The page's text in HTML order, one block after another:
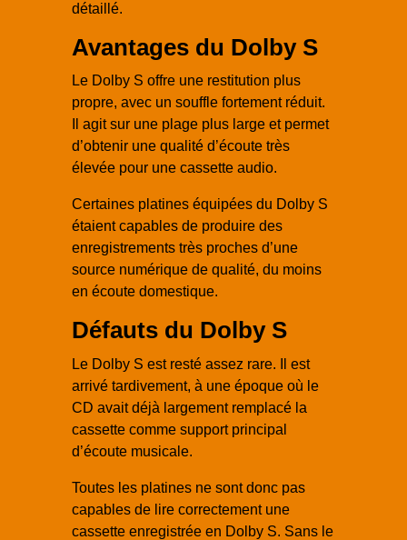
détaillé.
Avantages du Dolby S
Le Dolby S offre une restitution plus
propre, avec un souffle fortement réduit.
Il agit sur une plage plus large et permet
d’obtenir une qualité d’écoute très
élevée pour une cassette audio.
Certaines platines équipées du Dolby S
étaient capables de produire des
enregistrements très proches d’une
source numérique de qualité, du moins
en écoute domestique.
Défauts du Dolby S
Le Dolby S est resté assez rare. Il est
arrivé tardivement, à une époque où le
CD avait déjà largement remplacé la
cassette comme support principal
d’écoute musicale.
Toutes les platines ne sont donc pas
capables de lire correctement une
cassette enregistrée en Dolby S. Sans le